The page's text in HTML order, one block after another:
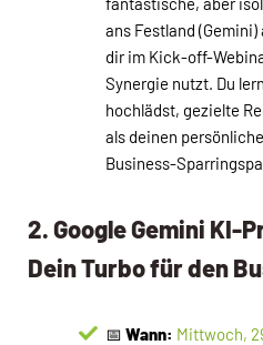
ans Festland
dir im Kick-off-
Synergie nutzt. Du
hochlädst, gezielte
als deinen
Business-
2. Google Gemini KI-
Dein Turbo für den
📅 Wann: Mittwoch,